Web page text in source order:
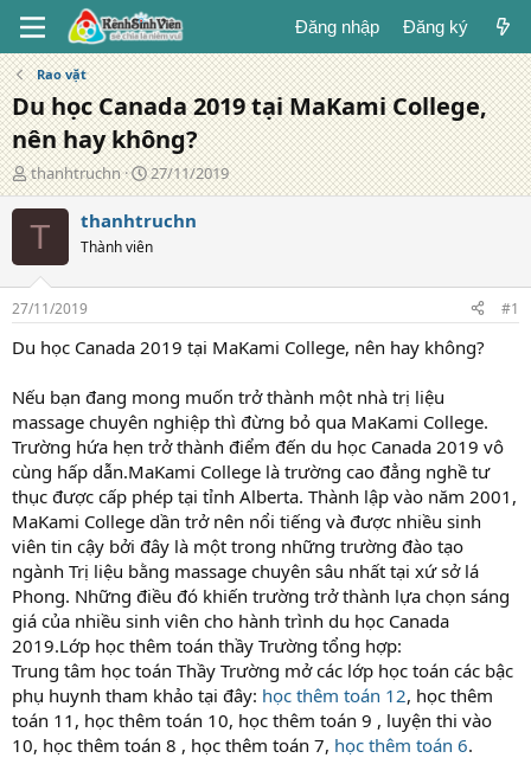
Đăng nhập Đăng ký
Rao vặt
Du học Canada 2019 tại MaKami College,
nên hay không?
T
á
c
ả
thanhtruchn
N
g
à
đ
g
27/11/2019
T thanhtruchn
Thành viên
27/11/2019 #1
Du học Canada 2019 tại MaKami College, nên hay không?
Nếu bạn đang mong muốn trở thành một nhà trị liệu
massage chuyên nghiệp thì đừng bỏ qua MaKami College.
Trường hứa hẹn trở thành điểm đến du học Canada 2019 vô
cùng hấp dẫn.MaKami College là trường cao đẳng nghề tư
thục được cấp phép tại tỉnh Alberta. Thành lập vào năm 2001,
MaKami College dần trở nên nổi tiếng và được nhiều sinh
viên tin cậy bởi đây là một trong những trường đào tạo
ngành Trị liệu bằng massage chuyên sâu nhất tại xứ sở lá
Phong. Những điều đó khiến trường trở thành lựa chọn sáng
giá của nhiều sinh viên cho hành trình du học Canada
2019.Lớp học thêm toán thầy Trường tổng hợp:
Trung tâm học toán Thầy Trường mở các lớp học toán các bậc
phụ huynh tham khảo tại đây: học thêm toán 12, học thêm
toán 11, học thêm toán 10, học thêm toán 9 , luyện thi vào
10, học thêm toán 8 , học thêm toán 7, học thêm toán 6.